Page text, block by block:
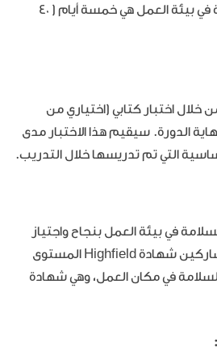
مدة دورة الصحة والسلامة في بيئة العمل هي خمسة أيام ( 40
اختبار كتابي (اختياري من
الدورة. سيقيم هذا الاختبار مدى
التي تم تدريسها خلال التدريب.
في بيئة العمل بنجاح واجتياز
الامتحان، سيتم منح المشاركين شهادة Highfield المستوى
في مكان العمل، وهي شهادة